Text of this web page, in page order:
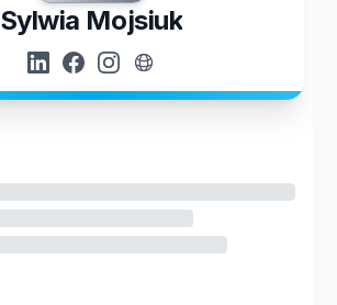
Sylwia Mojsiuk